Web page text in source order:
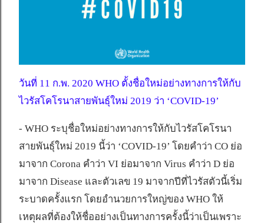
วันที่ 11 ก.พ. 2020 WHO ตั้งชื่อใหม่อย่างทางการให้กับ
ไวรัสโคโรนาสายพันธุ์ใหม่ 2019 ว่า ‘COVID-19’
- WHO ระบุชื่อใหม่อย่างทางการให้กับไวรัสโคโรนา
สายพันธุ์ใหม่ 2019 นี้ว่า ‘COVID-19’ โดยคำว่า CO ย่อ
มาจาก Corona คำว่า VI ย่อมาจาก Virus คำว่า D ย่อ
มาจาก Disease และตัวเลข 19 มาจากปีที่ไวรัสตัวนี้เริ่ม
ระบาดครั้งแรก โดยอำนวยการใหญ่ของ WHO ให้
เหตุผลที่ต้องให้ชื่ออย่างเป็นทางการครั้งนี้ว่าเป็นเพราะ